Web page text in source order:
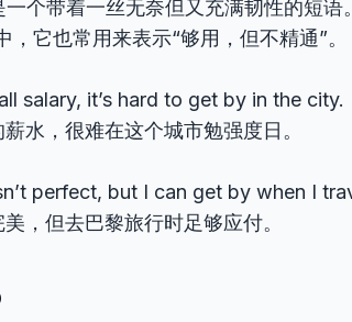
一个带着一丝无奈但又充满韧性的短
，它也常用来表示“够用，但不精通”。
salary, it’s hard to get by in the city.
水，很难在这个城市勉强度日。
perfect, but I can get by when I
，但去巴黎旅行时足够应付。